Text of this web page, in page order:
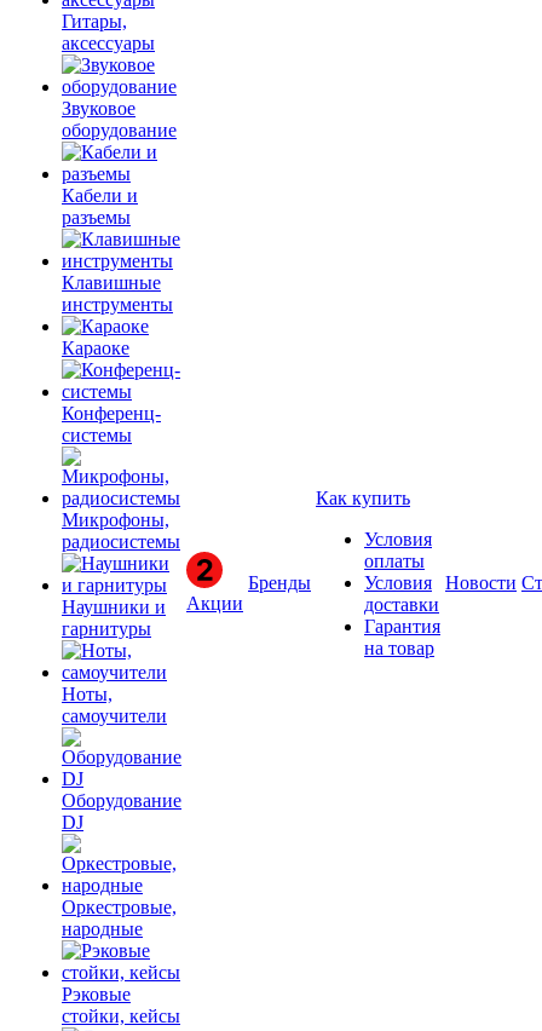
Гитары,
аксессуары
Звуковое
оборудование
Кабели и
разъемы
Клавишные
инструменты
Караоке
Конференц-
системы
Микрофоны,
радиосистемы
Наушники и
гарнитуры
Ноты,
самоучители
Оборудование
DJ
Оркестровые,
народные
Рэковые
стойки, кейсы
Акции
Бренды
Как купить
Условия
оплаты
Условия
доставки
Гарантия
на товар
Новости